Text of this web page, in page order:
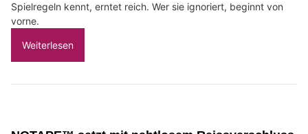
Spielregeln kennt, erntet reich. Wer sie ignoriert, beginnt von
vorne.
Weiterlesen